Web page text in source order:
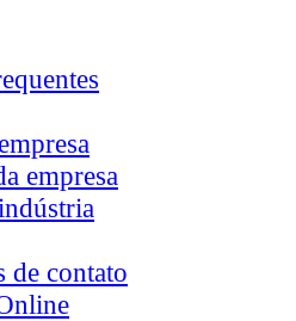
empresa
de contato